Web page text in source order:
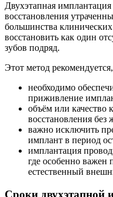
Двухэтапная
восстановления
большинства
восстановить как один
зубов подряд.
Этот метод
необходимо
приживление
объём или качество
восстановления без
важно исключить
имплант в период
имплантация
где особенно важен
естественный
Сроки двухэтапной